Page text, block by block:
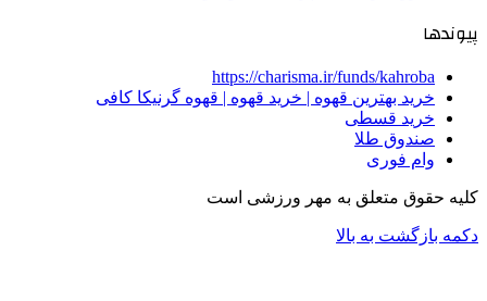
پیوندها
https://charisma.ir/funds/kahroba
خرید بهترین قهوه | خرید قهوه | قهوه گرنیکا کافی
خرید قسطی
صندوق طلا
وام فوری
کلیه حقوق متعلق به مهر ورزشی است
دکمه بازگشت به بالا